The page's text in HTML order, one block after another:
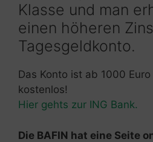
Klasse und man
einen höheren
Tagesgeldkonto.
Das Konto ist ab 1000
kostenlos!
Hier gehts zur ING Bank.
Die BAFIN hat eine Seite